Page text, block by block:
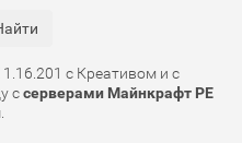
c Креативом и с
ссерверами Майнкрафт PE